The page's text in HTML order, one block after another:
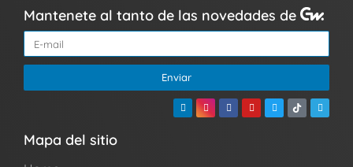
Mantenete al tanto de las novedades de
Enviar
Mapa del sitio